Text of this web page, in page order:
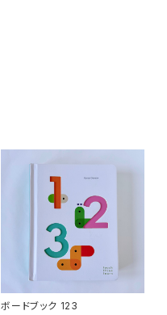
ボードブック 123